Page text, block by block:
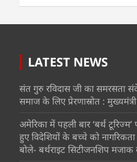
LATEST NEWS
संत गुरु रविदास जी का समरसता
समाज के लिए प्रेरणास्रोत : मुख्यमंत्री
अमेरिका में पहली बार ‘बर्थ टूरिज्म’
हुए विदेशियों के बच्चे को नागरिकता
बोले- बर्थराइट सिटीजनशिप मजाक